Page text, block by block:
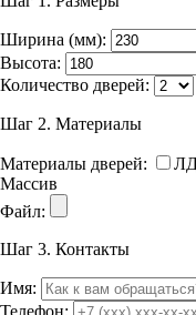
Ширина (мм):
Высота:
Количество дверей:
Шаг 2. Материалы
Материалы дверей:
Массив
Файл:
Шаг 3. Контакты
Имя:
Телефон: